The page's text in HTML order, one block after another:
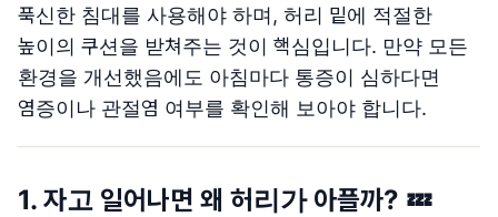
푹신한 침대를 사용해야 하며, 허리 밑에 적절한
높이의 쿠션을 받쳐주는 것이 핵심입니다. 만약 모든
환경을 개선했음에도 아침마다 통증이 심하다면
염증이나 관절염 여부를 확인해 보아야 합니다.
1. 자고 일어나면 왜 허리가 아플까? 💤